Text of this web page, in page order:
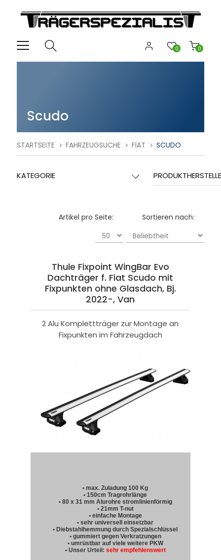
0
0
Scudo
STARTSEITE FAHRZEUGSUCHE FIAT SCUDO
KATEGORIE
Sortieren nach:
Artikel pro Seite:
Thule Fixpoint WingBar Evo
Dachträger f. Fiat Scudo mit
Fixpunkten ohne Glasdach, Bj.
2022-, Van
2 Alu Komplettträger zur Montage an
Fixpunkten im Fahrzeugdach
• max. Zuladung 100 Kg
• 150cm Tragrohrlänge
• 80 x 31 mm Alurohre stromlinienförmig
• 21mm T-nut
• einfache Montage
• sehr universell einsetzbar
• Diebstahlhemmung durch Spezialschlüssel
• gummiert gegen Verkratzungen
• umrüstbar auf viele weitere PKW
• Unser Urteil: sehr empfehlenswert